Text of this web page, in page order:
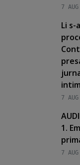
7
Li
7
1.
7